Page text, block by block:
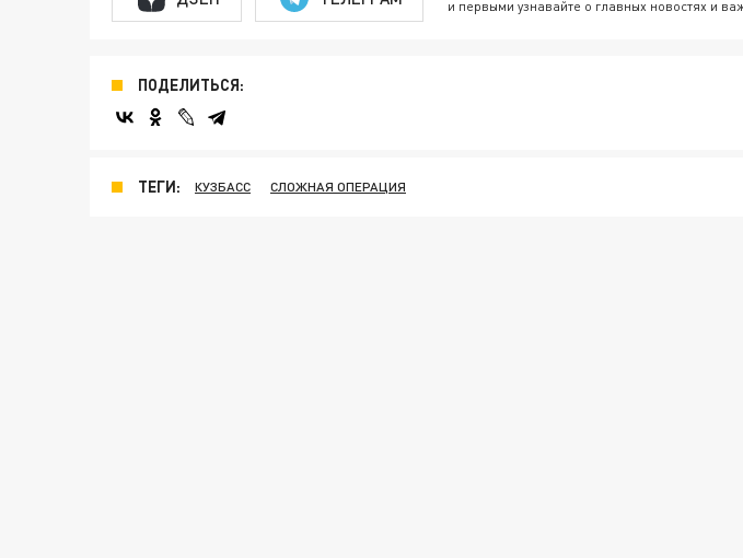
и первыми узнавайте о главных новостях и
ПОДЕЛИТЬСЯ:
ТЕГИ: КУЗБАСС СЛОЖНАЯ ОПЕРАЦИЯ